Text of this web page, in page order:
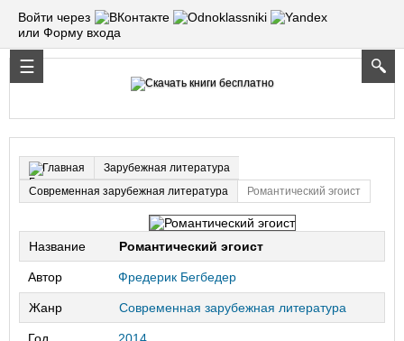
Войти через
или Форму входа
Главная
Зарубежная литература
Современная зарубежная литература
Романтический эгоист
Название Романтический эгоист
Автор Фредерик Бегбедер
Жанр Современная зарубежная литература